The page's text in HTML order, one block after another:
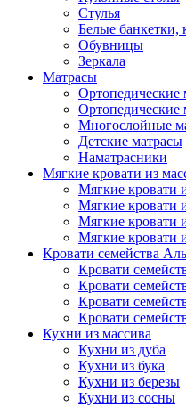
Стулья
Белые банкетки,
Обувницы
Зеркала
Матрасы
Ортопедические
Многослойные
Детские матрасы
Наматрасники
Мягкие кровати из
Мягкие кровати
Мягкие кровати
Мягкие кровати
Мягкие кровати
Кровати семейства
Кровати
Кровати
Кровати
Кровати
Кухни из массива
Кухни из дуба
Кухни из бука
Кухни из березы
Кухни из сосны